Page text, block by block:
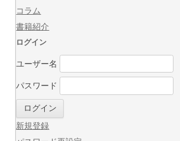
コラム
書籍紹介
ログイン
ユーザー名
パスワード
新規登録